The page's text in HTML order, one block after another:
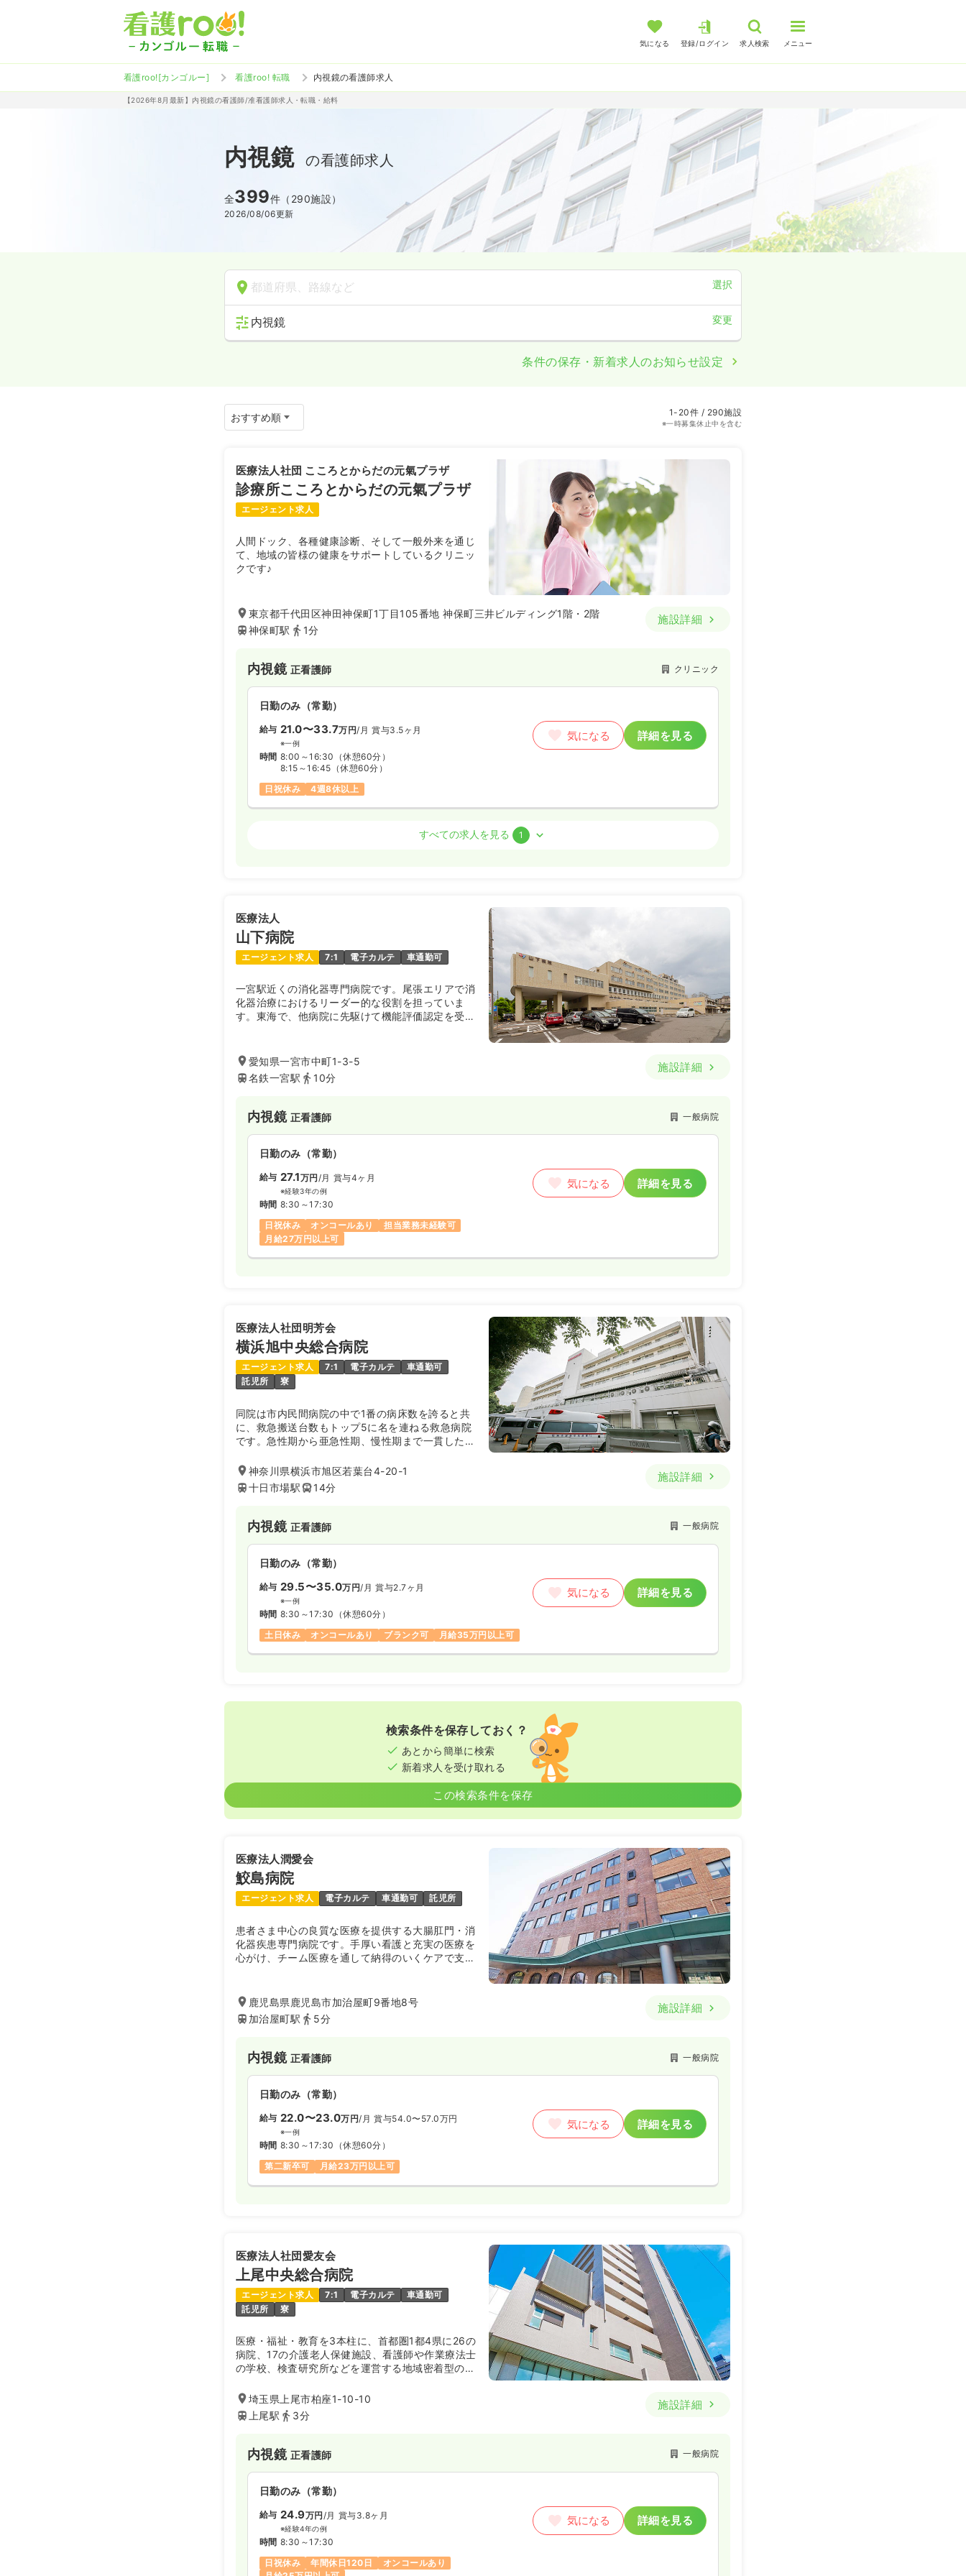
気になる 登録/ログイン 求人検索 メニュー
看護roo![カンゴルー] 看護roo! 転職 内視鏡の看護師求人
【2026年8月最新】内視鏡の看護師/准看護師求人・転職・給料
内視鏡 の看護師求人
全399件（290施設）
2026/08/06更新
都道府県、路線など 選択
内視鏡 変更
条件の保存・新着求人のお知らせ設定
1-20件 / 290施設
※一時募集休止中を含む
医療法人社団 こころとからだの元氣プラザ
診療所こころとからだの元氣プラザ
エージェント求人
人間ドック、各種健康診断、そして一般外来を通じ
て、地域の皆様の健康をサポートしているクリニッ
クです♪
東京都千代田区神田神保町1丁目105番地 神保町三井ビルディング1階・2階
神保町駅
1分
施設詳細
内視鏡 正看護師 クリニック
日勤のみ（常勤）
給与 21.0〜33.7万円/月 賞与3.5ヶ月
※一例
時間 8:00～16:30 （休憩60分）
8:15～16:45 （休憩60分）
日祝休み
4週8休以上
気になる 詳細を見る
時間
日祝休み
すべての求人を見る 1
医療法人
山下病院
エージェント求人 7:1 電子カルテ 車通勤可
一宮駅近くの消化器専門病院です。尾張エリアで消
化器治療におけるリーダー的な役割を担っていま
す。東海で、他病院に先駆けて機能評価認定を受け
愛知県一宮市中町1-3-5
名鉄一宮駅
10分
施設詳細
内視鏡 正看護師 一般病院
日勤のみ（常勤）
給与 27.1万円/月 賞与4ヶ月
※経験3年の例
時間 8:30～17:30
日祝休み
オンコールあり
担当業務未経験可
月給27万円以上可
気になる 詳細を見る
医療法人社団明芳会
横浜旭中央総合病院
エージェント求人 7:1 電子カルテ
車通勤可
託児所
寮
同院は市内民間病院の中で1番の病床数を誇ると共
に、救急搬送台数もトップ5に名を連ねる救急病院
です。急性期から亜急性期、慢性期まで一貫した医
た研修制度によるスキルアップが可能です。
神奈川県横浜市旭区若葉台4-20-1
十日市場駅
14分
施設詳細
内視鏡 正看護師 一般病院
日勤のみ（常勤）
給与 29.5〜35.0万円/月 賞与2.7ヶ月
※一例
時間 8:30～17:30 （休憩60分）
土日休み
オンコールあり ブランク可 月給35万円以上可
気になる 詳細を見る
検索条件を保存しておく？
あとから簡単に検索
新着求人を受け取れる
この検索条件を保存
医療法人潤愛会
鮫島病院
エージェント求人 電子カルテ 車通勤可 託児所
患者さま中心の良質な医療を提供する大腸肛門・消
化器疾患専門病院です。手厚い看護と充実の医療を
心がけ、チーム医療を通して納得のいくケアで支援
鹿児島県鹿児島市加治屋町9番地8号
加治屋町駅
5分
施設詳細
内視鏡 正看護師 一般病院
日勤のみ（常勤）
給与 22.0〜23.0万円/月 賞与54.0〜57.0万円
※一例
時間 8:30～17:30 （休憩60分）
第二新卒可
月給23万円以上可
気になる 詳細を見る
医療法人社団愛友会
上尾中央総合病院
エージェント求人 7:1 電子カルテ
車通勤可
託児所
寮
医療・福祉・教育を3本柱に、首都圏1都4県に26の
病院、17の介護老人保健施設、看護師や作業療法士
の学校、検査研究所などを運営する地域密着型の医
埼玉県上尾市柏座1-10-10
上尾駅
3分
施設詳細
内視鏡 正看護師 一般病院
日勤のみ（常勤）
給与 24.9万円 /月 賞与3.8ヶ月
※経験4年の例
時間 8:30～17:30
日祝休み
年間休日120日
オンコールあり
気になる 詳細を見る